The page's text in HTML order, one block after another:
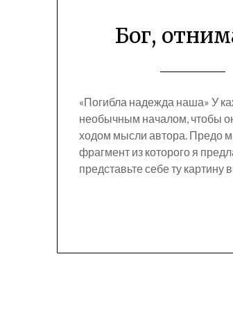
Бог,
«Погибла надежда наша» У
необычным началом, чтобы
ходом мысли автора. Предо
фрагмент из которого я
представьте себе ту